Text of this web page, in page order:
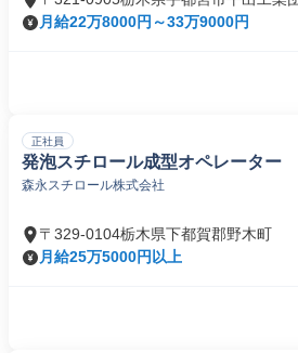
月給22万8000円～33万9000円
正社員
発泡スチロール成型オペレーター
森永スチロール株式会社
〒329-0104栃木県下都賀郡野木町
月給25万5000円以上